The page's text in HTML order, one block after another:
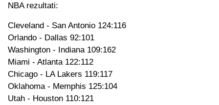
NBA rezultati:
Cleveland - San Antonio 124:116
Orlando - Dallas 92:101
Washington - Indiana 109:162
Miami - Atlanta 122:112
Chicago - LA Lakers 119:117
Oklahoma - Memphis 125:104
Utah - Houston 110:121